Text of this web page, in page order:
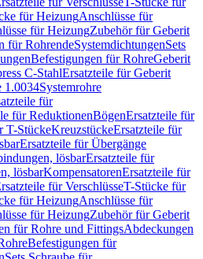
für HeizungAnschlüsse für
für HeizungZubehör für Geberit
für RohrendeSystemdichtungenSets
Befestigungen für RohreGeberit
C-StahlErsatzteile für Geberit
1.0034Systemrohre
für
für ReduktionenBögenErsatzteile für
T-StückeKreuzstückeErsatzteile für
Ersatzteile für Übergänge
lösbarErsatzteile für
lösbarKompensatorenErsatzteile für
für VerschlüsseT-Stücke für
für HeizungAnschlüsse für
für HeizungZubehör für Geberit
für Rohre und FittingsAbdeckungen
Befestigungen für